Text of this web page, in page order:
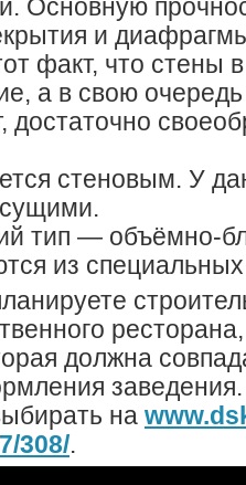
Основную
и
факт, что стены
а в свою
достаточно
стеновым. У
тип — объёмно-
из специальных
должна
на
308/.